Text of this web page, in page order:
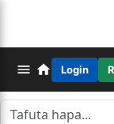
Login